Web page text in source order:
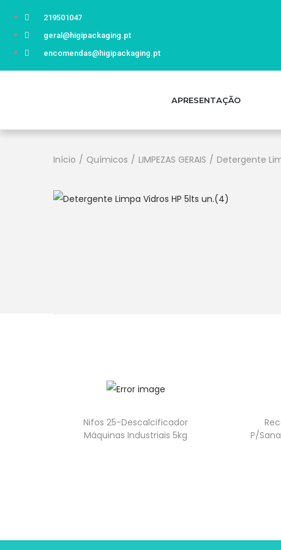
219501047
geral@higipackaging.pt
encomendas@higipackaging.pt
APRESENTAÇÃO
Início / Químicos / LIMPEZAS GERAIS / Detergente
Nifos 25-Descalcificador
Máquinas Industriais 5kg
P/